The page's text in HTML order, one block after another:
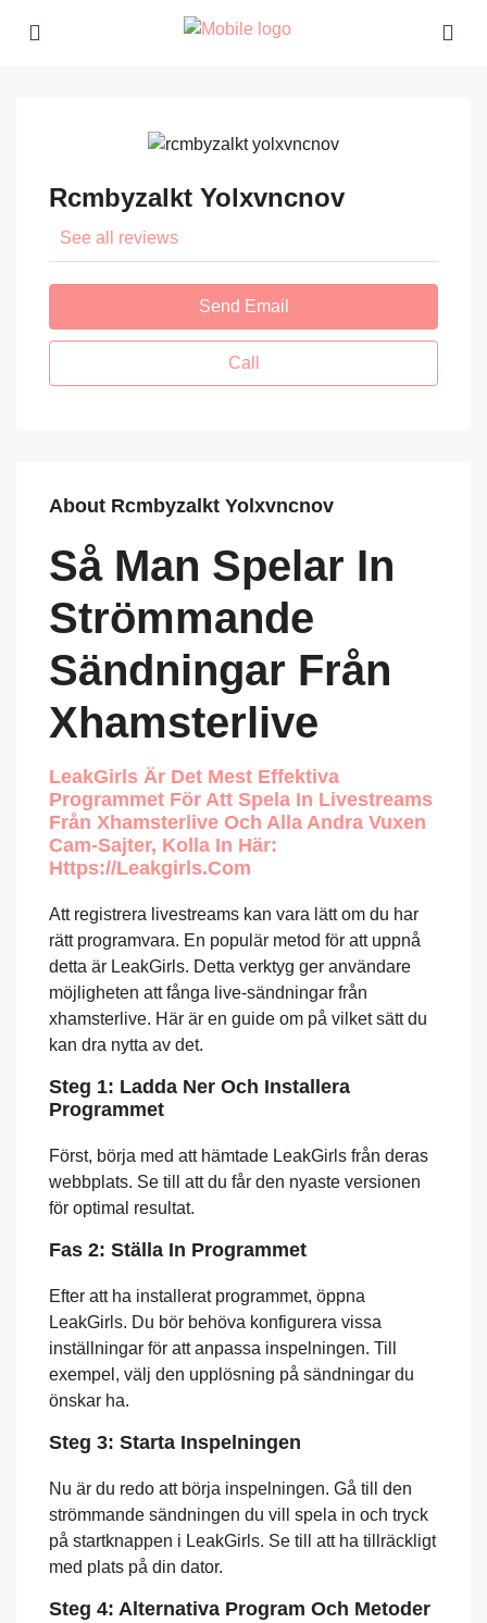
Rcmbyzalkt Yolxvncnov
See all reviews
Send Email
Call
About Rcmbyzalkt Yolxvncnov
Så Man Spelar In
Strömmande
Sändningar Från
Xhamsterlive
LeakGirls Är Det Mest Effektiva
Programmet För Att Spela In Livestreams
Från Xhamsterlive Och Alla Andra Vuxen
Cam-Sajter, Kolla In Här:
Https://leakgirls.com
Att registrera livestreams kan vara lätt om du har
rätt programvara. En populär metod för att uppnå
detta är LeakGirls. Detta verktyg ger användare
möjligheten att fånga live-sändningar från
xhamsterlive. Här är en guide om på vilket sätt du
kan dra nytta av det.
Steg 1: Ladda Ner Och Installera
Programmet
Först, börja med att hämtade LeakGirls från deras
webbplats. Se till att du får den nyaste versionen
för optimal resultat.
Fas 2: Ställa In Programmet
Efter att ha installerat programmet, öppna
LeakGirls. Du bör behöva konfigurera vissa
inställningar för att anpassa inspelningen. Till
exempel, välj den upplösning på sändningar du
önskar ha.
Steg 3: Starta Inspelningen
Nu är du redo att börja inspelningen. Gå till den
strömmande sändningen du vill spela in och tryck
på startknappen i LeakGirls. Se till att ha tillräckligt
med plats på din dator.
Steg 4: Alternativa Program Och Metoder